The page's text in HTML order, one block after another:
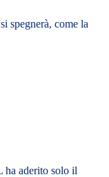
spegnerà, come la
aderito solo il